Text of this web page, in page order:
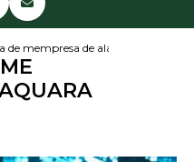
de alarmes
de monitoramento de alarme
empresa de alarme